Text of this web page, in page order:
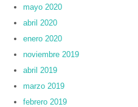
mayo 2020
abril 2020
enero 2020
noviembre 2019
abril 2019
marzo 2019
febrero 2019